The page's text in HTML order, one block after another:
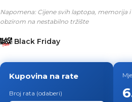
Napomena: Cijene svih laptopa, memorija
obzirom na nestabilno tržište
Black Friday
Kupovina na rate
Broj rata (odaberi)